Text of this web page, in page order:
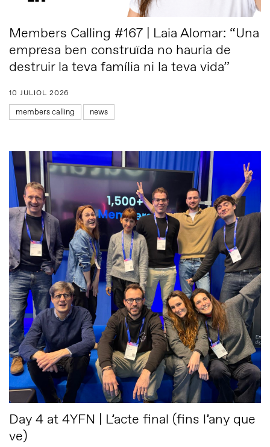
Members Calling #167 | Laia Alomar: “Una
empresa ben construïda no hauria de
destruir la teva família ni la teva vida”
10 JULIOL 2026
members calling news
Day 4 at 4YFN | L’acte final (fins l’any que
ve)